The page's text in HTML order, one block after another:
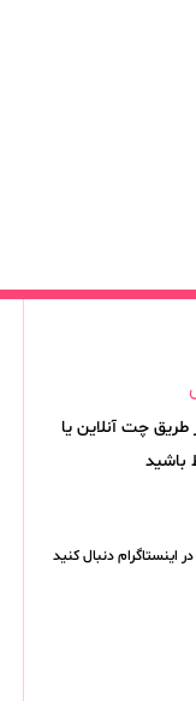
طریق چت آنلاین یا
باشید
اینستاگرام دنبال کنید